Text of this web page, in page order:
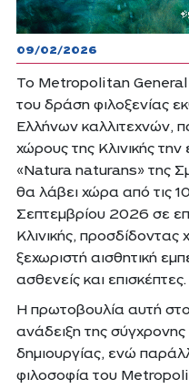
09/02/2026
Το Metropolitan General
του δράση φιλοξενίας
Ελλήνων καλλιτεχνών,
χώρους της Κλινικής
«Natura naturans» της
θα λάβει χώρα από τις
Σεπτεμβρίου 2026 σε
Κλινικής,
ξεχωριστή αισθητική
ασθενείς και επισκέπτες.
Η πρωτοβουλία αυτή
ανάδειξη της σύγχρονης
δημιουργίας, ενώ
φιλοσοφία του